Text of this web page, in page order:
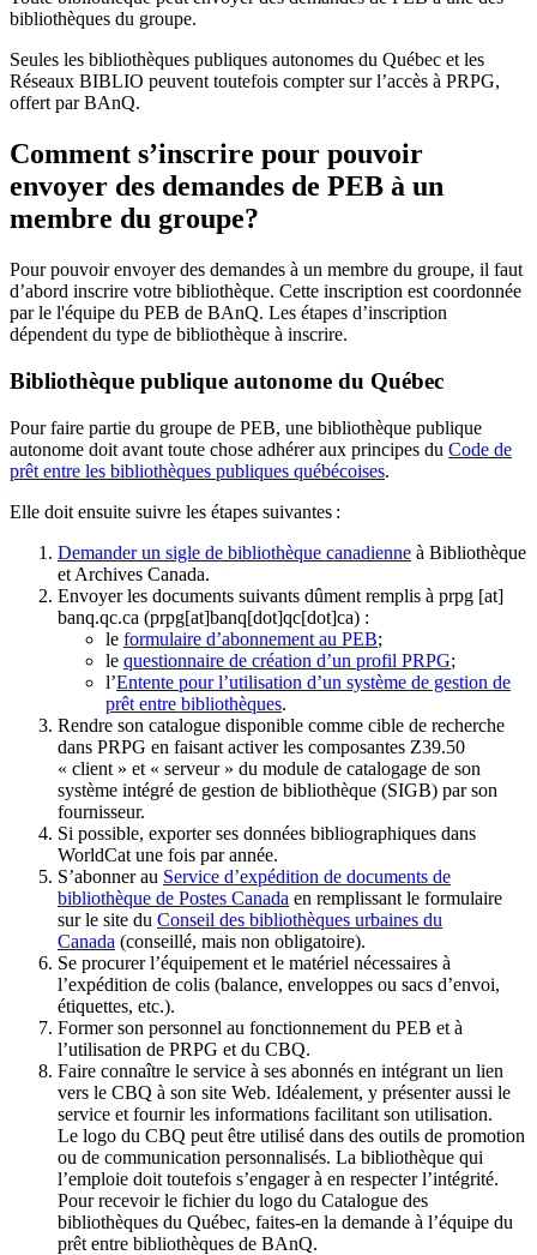
bibliothèques du groupe.
Seules les bibliothèques publiques autonomes du Québec et les
Réseaux BIBLIO peuvent toutefois compter sur l’accès à PRPG,
offert par BAnQ.
Comment s’inscrire pour pouvoir
envoyer des demandes de PEB à un
membre du groupe?
Pour pouvoir envoyer des demandes à un membre du groupe, il faut
d’abord inscrire votre bibliothèque. Cette inscription est coordonnée
par le l'équipe du PEB de BAnQ. Les étapes d’inscription
dépendent du type de bibliothèque à inscrire.
Bibliothèque publique autonome du Québec
Pour faire partie du groupe de PEB, une bibliothèque publique
autonome doit avant toute chose adhérer aux principes du Code de
prêt entre les bibliothèques publiques québécoises.
Elle doit ensuite suivre les étapes suivantes :
Demander un sigle de bibliothèque canadienne à Bibliothèque
et Archives Canada.
Envoyer les documents suivants dûment remplis à prpg [at]
banq.qc.ca (prpg[at]banq[dot]qc[dot]ca) :
le formulaire d’abonnement au PEB;
le questionnaire de création d’un profil PRPG;
l’Entente pour l’utilisation d’un système de gestion de
prêt entre bibliothèques.
Rendre son catalogue disponible comme cible de recherche
dans PRPG en faisant activer les composantes Z39.50
« client » et « serveur » du module de catalogage de son
système intégré de gestion de bibliothèque (SIGB) par son
fournisseur.
Si possible, exporter ses données bibliographiques dans
WorldCat une fois par année.
S’abonner au Service d’expédition de documents de
bibliothèque de Postes Canada en remplissant le formulaire
sur le site du Conseil des bibliothèques urbaines du
Canada (conseillé, mais non obligatoire).
Se procurer l’équipement et le matériel nécessaires à
l’expédition de colis (balance, enveloppes ou sacs d’envoi,
étiquettes, etc.).
Former son personnel au fonctionnement du PEB et à
l’utilisation de PRPG et du CBQ.
Faire connaître le service à ses abonnés en intégrant un lien
vers le CBQ à son site Web. Idéalement, y présenter aussi le
service et fournir les informations facilitant son utilisation.
Le logo du CBQ peut être utilisé dans des outils de promotion
ou de communication personnalisés. La bibliothèque qui
l’emploie doit toutefois s’engager à en respecter l’intégrité.
Pour recevoir le fichier du logo du Catalogue des
bibliothèques du Québec, faites-en la demande à l’équipe du
prêt entre bibliothèques de BAnQ.